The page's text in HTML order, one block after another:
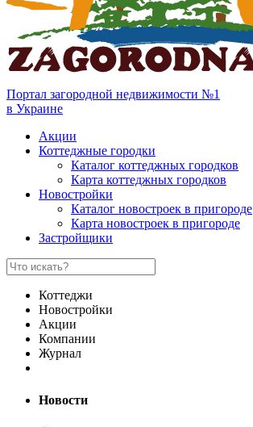
Портал загородной недвижимости №1
в Украине
Акции
Коттеджные городки
Каталог коттеджных городков
Карта коттеджных городков
Новостройки
Каталог новостроек в пригороде
Карта новостроек в пригороде
Застройщики
Коттеджи
Новостройки
Акции
Компании
Журнал
Новости